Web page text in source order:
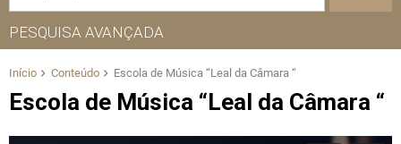
PESQUISA AVANÇADA
Início Conteúdo Escola de Música “Leal da Câmara “
Escola de Música “Leal da Câmara “